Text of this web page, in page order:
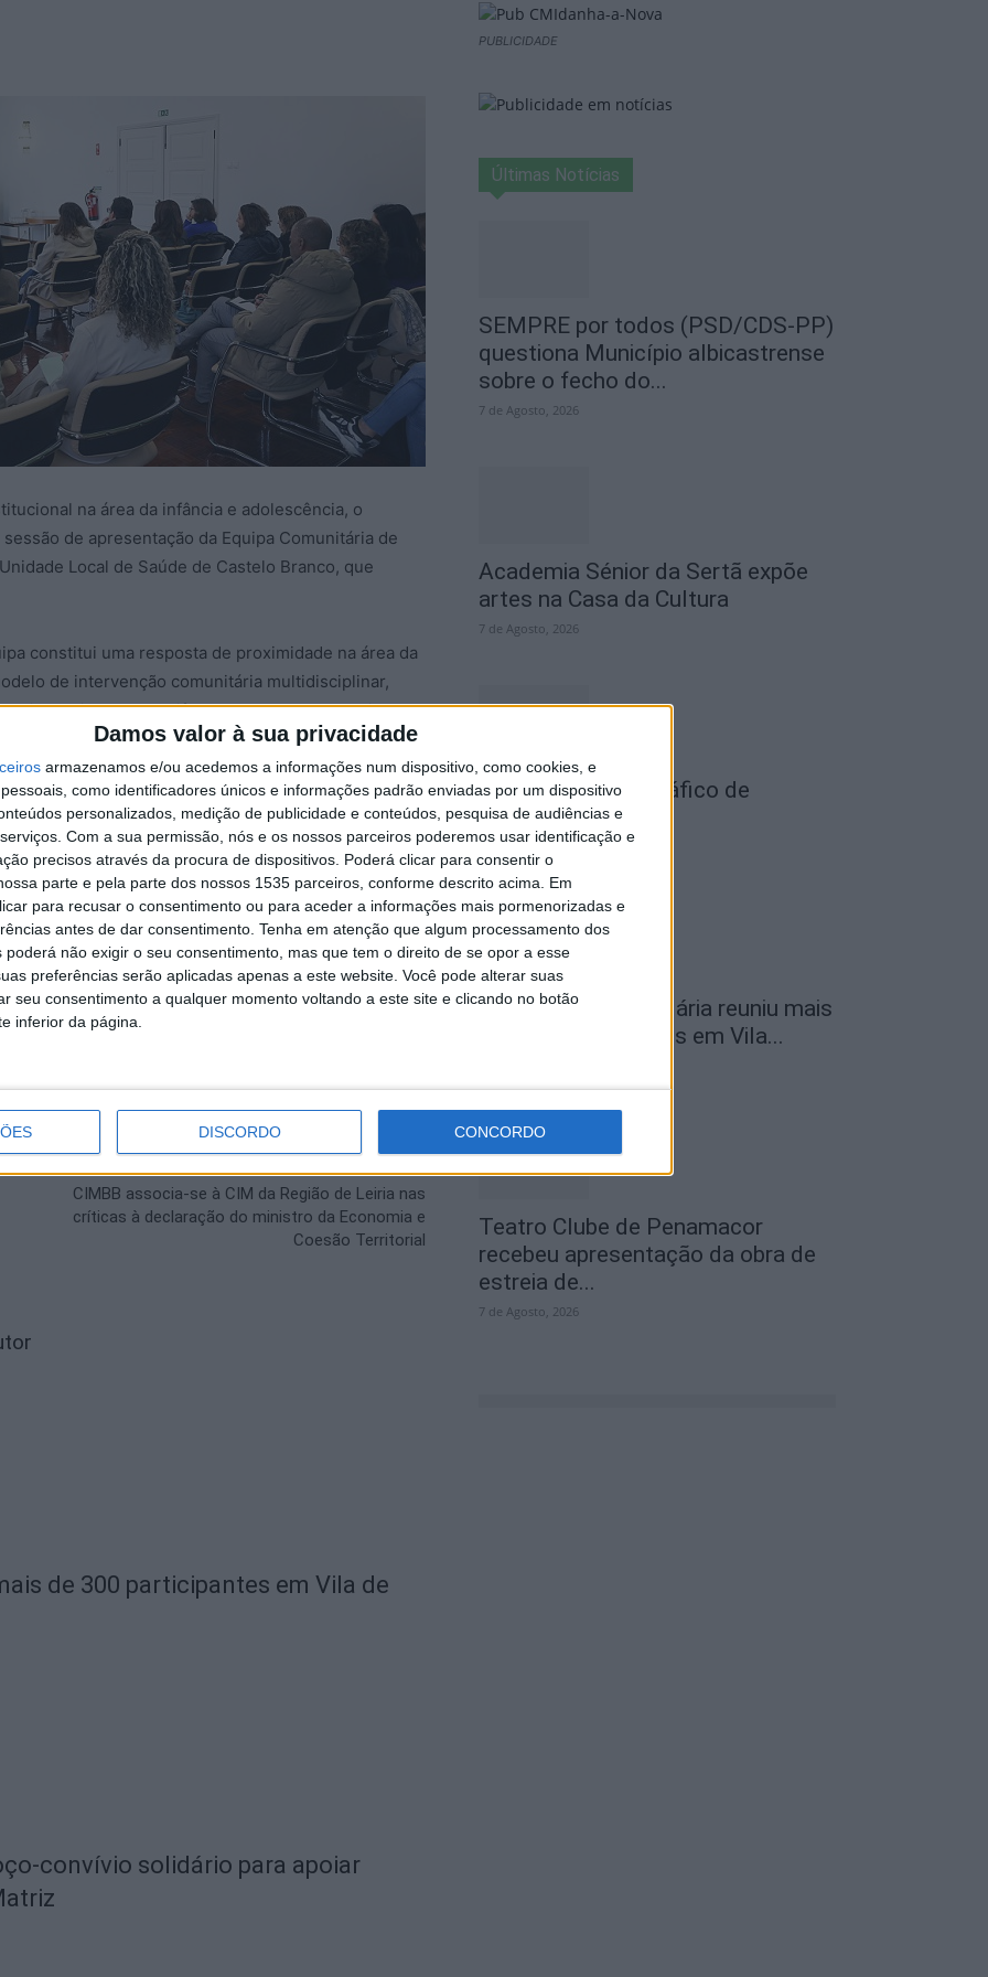
Damos valor à sua privacidade
armazenamos e/ou acedemos a informações num dispositivo, como cookies, e
como identificadores únicos e informações padrão enviadas por um dispositivo
personalizados, medição de publicidade e conteúdos, pesquisa de audiências e
Com a sua permissão, nós e os nossos parceiros poderemos usar identificação e
precisos através da procura de dispositivos. Poderá clicar para consentir o
parte e pela parte dos nossos 1535 parceiros, conforme descrito acima. Em
para recusar o consentimento ou para aceder a informações mais pormenorizadas e
antes de dar consentimento. Tenha em atenção que algum processamento dos
poderá não exigir o seu consentimento, mas que tem o direito de se opor a esse
preferências serão aplicadas apenas a este website. Você pode alterar suas
seu consentimento a qualquer momento voltando a este site e clicando no botão
inferior da página.
DISCORDO CONCORDO
na área da infância e adolescência, o
de apresentação da Equipa Comunitária de
Local de Saúde de Castelo Branco, que
constitui uma resposta de proximidade na área da
de intervenção comunitária multidisciplinar,
entre as diferentes estruturas locais com
na rede local, a presença dos intervenientes
o fortalecimento da cooperação e definição de
concelho”, frisa a autarquia.
Local de Saúde
CIMBB associa-se à CIM da Região de Leiria nas
críticas à declaração do ministro da Economia e
Coesão Territorial
de 300 participantes em Vila de
convívio solidário para apoiar
PUBLICIDADE
Últimas Notícias
SEMPRE por todos (PSD/CDS-PP)
questiona Município albicastrense
sobre o fecho do...
7 de Agosto, 2026
Academia Sénior da Sertã expõe
artes na Casa da Cultura
7 de Agosto, 2026
Dois detidos por tráfico de
estupefaciente
7 de Agosto, 2026
2ª Neon Walk Solidária reuniu mais
de 300 participantes em Vila...
Teatro Clube de Penamacor
recebeu apresentação da obra de
estreia de...
7 de Agosto, 2026